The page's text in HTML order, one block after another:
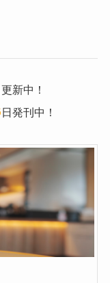
新中！
日発刊中！